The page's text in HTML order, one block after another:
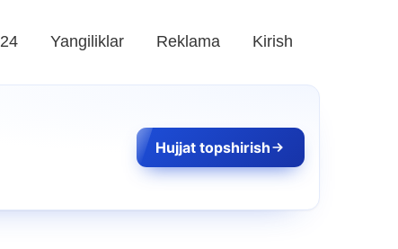
Yangiliklar Reklama Kirish
Hujjat topshirish